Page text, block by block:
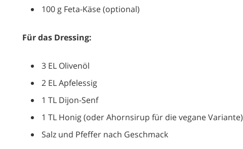
100 g Feta-Käse (optional)
Für das Dressing:
3 EL Olivenöl
2 EL Apfelessig
1 TL Dijon-Senf
1 TL Honig (oder Ahornsirup für die vegane Variante)
Salz und Pfeffer nach Geschmack